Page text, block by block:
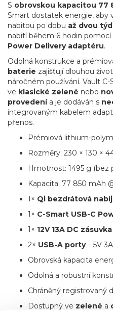
S obrovskou kapacitou 77
Smart dostatek energie, aby
nabitou po dobu až dvou
nabití během 6 hodin pomocí
Power Delivery adaptéru.
Odolná konstrukce a
baterie zajišťují dlouhou
náročném používání. Vault
ve klasické zelené nebo
provedenía je dodáván s
integrovaným kabelem
přenos.
Prémiová lithium-
Rozměry: 230 × 130 ×
Hmotnost: 1495 g (bez
Kapacita: 77 850 mAh
1× Qi bezdrátová
1× C-Smart USB-C
1× 12V 13A DC zásuvka
2× USB-A porty– 5V
Obrovská kapacita
Odolná a robustní
Chráněný registrovaný
Dostupný ve zelené a